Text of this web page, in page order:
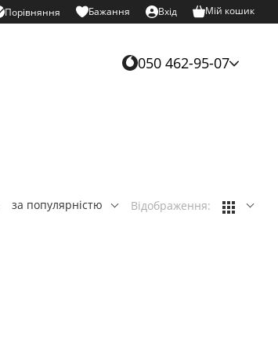
Порівняння Бажання Вхід Мій кошик
050 462-95-07
за популярністю Відображення: